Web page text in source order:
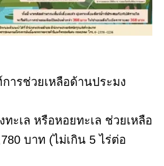
ารช่วยเหลือด้านประมง
ทะเล หรือหอยทะเล ช่วยเหลือ
บาท (ไม่เกิน 5 ไร่ต่อ